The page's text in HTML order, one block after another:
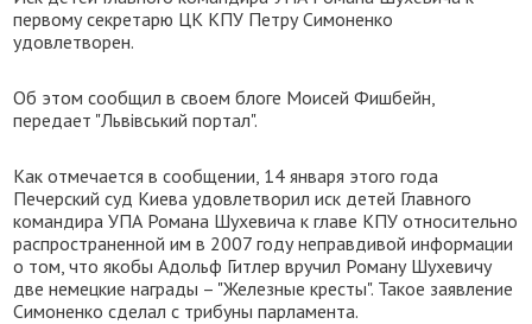
первому секретарю ЦК КПУ Петру Симоненко
удовлетворен.
Об этом сообщил в своем блоге Моисей Фишбейн,
передает "Львівський портал".
Как отмечается в сообщении, 14 января этого года
Печерский суд Киева удовлетворил иск детей Главного
командира УПА Романа Шухевича к главе КПУ относительно
распространенной им в 2007 году неправдивой информации
о том, что якобы Адольф Гитлер вручил Роману Шухевичу
две немецкие награды – "Железные кресты". Такое заявление
Симоненко сделал с трибуны парламента.